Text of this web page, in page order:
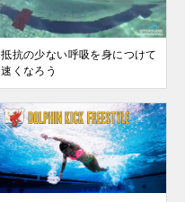
抵抗の少ない呼吸を身につけて
速くなろう